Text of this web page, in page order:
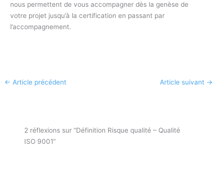
nous permettent de vous accompagner dès la genèse de
votre projet jusqu’à la certification en passant par
l’accompagnement.
← Article précédent Article suivant →
2 réflexions sur “Définition Risque qualité – Qualité
ISO 9001”